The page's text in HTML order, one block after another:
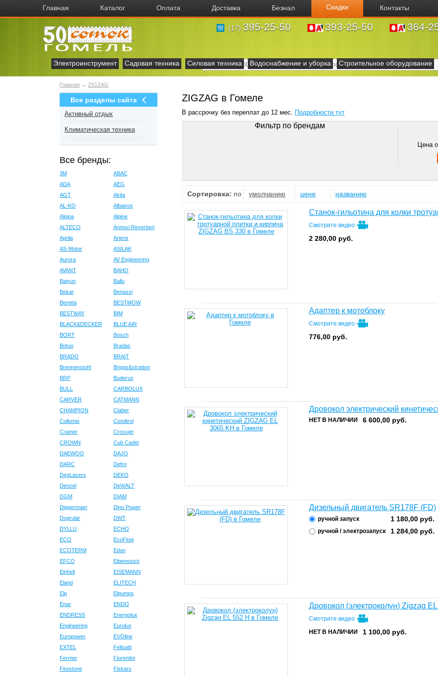
Главная Каталог Оплата Доставка Безнал Скидки Контакты
(17) 395-25-50 393-25-50 364-
Электроинструмент Садовая техника Силовая техника Водоснабжение и уборка Строительное оборудование
Главная → ZIGZAG
Все разделы сайта
Активный отдых
Климатическая техника
Все бренды:
3M
ABAC
ADA
AEG
AGT
Akita
AL-KO
Albatros
Alpina
Alpine
ALTECO
Annovi Reverberi
Aprila
Ariens
AS-Motor
ASILAK
Aurora
AV Engineering
AVANT
BAHO
Baiyun
Ballu
Bekar
Benassi
Beretta
BESTMOW
BESTWAY
BIM
BLACK&DECKER
BLUE AIR
BORT
Bosch
Botuo
Bradas
BRADO
BRAIT
Brennenstuhl
Briggs&stratton
BRP
Buderus
BULL
CARBOLUX
CARVER
CATMANN
CHAMPION
Claber
Collomix
Condtrol
Cramer
Crossjet
CROWN
Cub Cadet
DAEWOO
DAJO
DARC
Defro
DegLasers
DEKO
Denzel
DeWALT
DGM
DIAM
Diggermaer
Dino Power
Dogrular
DWT
DYLLU
ECHO
ECO
EcoFlow
ECOTERM
Edon
EFCO
Eibenstock
Einhell
EISEMANN
Eland
ELITECH
Elp
Elpumps
Enar
ENDO
ENDRESS
Energolux
Engineering
Eurolux
Europower
EVOline
EXTEL
Felisatti
Fermer
Fiorentini
Firestone
Fiskars
ZIGZAG в Гомеле
В рассрочку без переплат до 12 мес. Подробности тут
Фильтр по брендам
Цена
Сортировка: по умолчанию цене названию
Станок-гильотина для колки
Смотрите видео
2 280,00 руб.
Адаптер к мотоблоку
Смотрите видео
776,00 руб.
Дровокол электрический
НЕТ В НАЛИЧИИ 6 600,00 руб.
Дизельный двигатель SR178F (FD)
ручной запуск 1 180,00 руб.
ручной / электрозапуск 1 284,00 руб.
Дровокол (электроколун) Zigzag EL
Смотрите видео
НЕТ В НАЛИЧИИ
1 100,00 руб.